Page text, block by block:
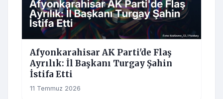
Afyonkarahisar AK Parti'de Flaş
Ayrılık: İl Başkanı Turgay Şahin
İstifa Etti
11 Temmuz 2026